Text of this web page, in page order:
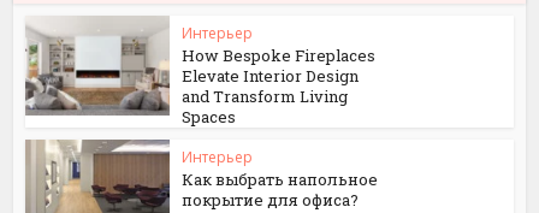
Интерьер
How Bespoke Fireplaces
Elevate Interior Design
and Transform Living
Spaces
Интерьер
Как выбрать напольное
покрытие для офиса?